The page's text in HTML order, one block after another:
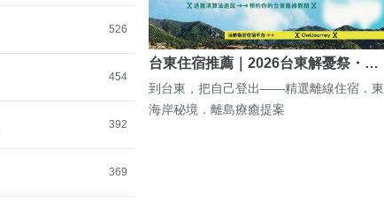
526
454
392
369
台東住宿推薦｜2026台東解憂祭・…
到台東，把自己登出——精選離線住宿．東
海岸秘境．離島療癒提案